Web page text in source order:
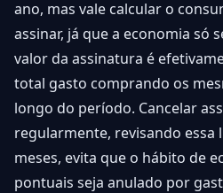
ano, mas vale calcular o
assinar, já que a economia só
valor da assinatura é
total gasto comprando os
longo do período. Cancelar
regularmente, revisando essa
meses, evita que o hábito de
pontuais seja anulado por